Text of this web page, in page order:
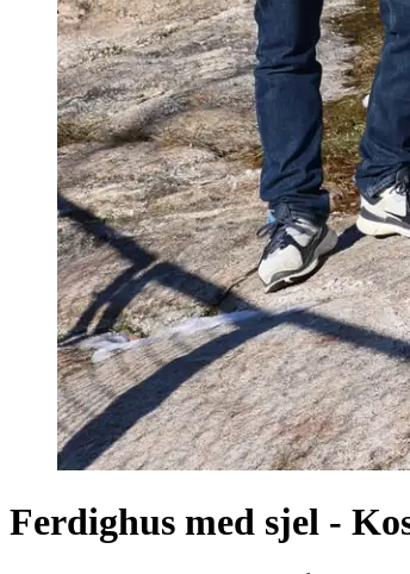
Ferdighus med sjel -